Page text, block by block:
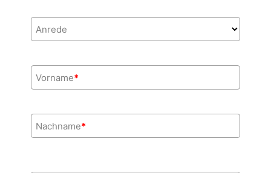
Anrede
Vorname*
Nachname*